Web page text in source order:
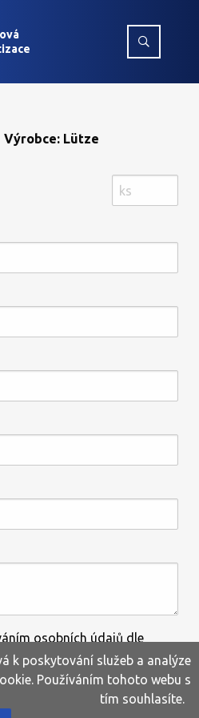
Výrobce: Lütze
osobních údajů dle
.*k poskytování služeb a analýze
Používáním tohoto webu s
tím souhlasíte.